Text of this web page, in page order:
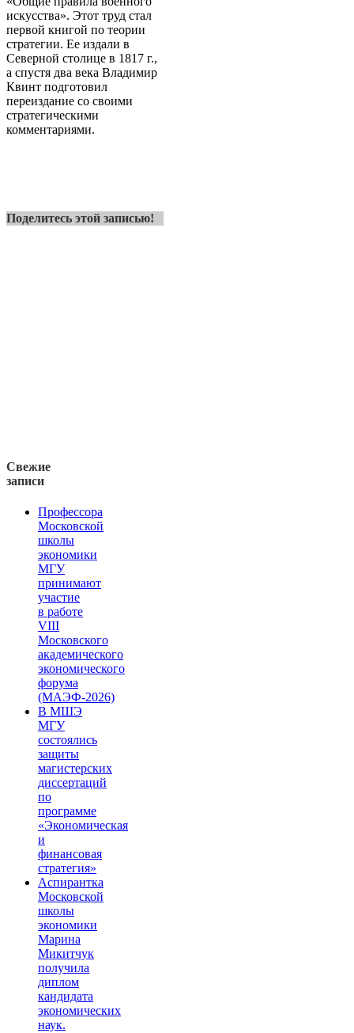
искусства». Этот труд стал
первой книгой по теории
стратегии. Ее издали в
Северной столице в 1817 г.,
а спустя два века Владимир
Квинт подготовил
переиздание со своими
стратегическими
комментариями.
Поделитесь этой записью!
Свежие
записи
Профессора
Московской
школы
экономики
МГУ
принимают
участие
в работе
VIII
Московского
академического
экономического
форума
(МАЭФ-2026)
В МШЭ
МГУ
состоялись
защиты
магистерских
диссертаций
по
программе
«Экономическая
и
финансовая
стратегия»
Аспирантка
Московской
школы
экономики
Марина
Микитчук
получила
диплом
кандидата
экономических
наук.